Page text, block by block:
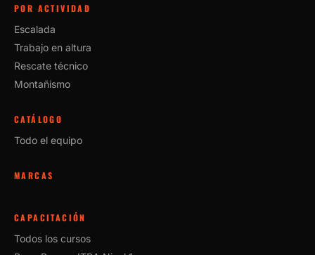
POR ACTIVIDAD
Escalada
Trabajo en altura
Rescate técnico
Montañismo
CATÁLOGO
Todo el equipo
MARCAS
CAPACITACIÓN
Todos los cursos